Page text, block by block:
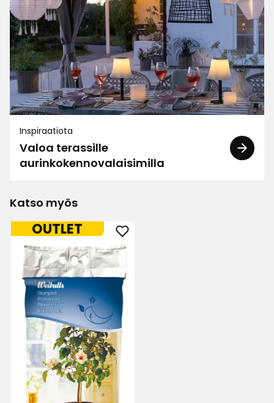
U Ulla
Kaupan ruukkubasilika kukoistaa ikkunalla, kun
siirsin isompaan ruukkuun ja yrttimultaan.
1 kuukausi sitten
JP Jarmo P
Hyvä oli. Toimi ja edullinenkin
Maija-Liisa S
1 kuukausi sitten
JO Jouko O
1 kuukausi sitten
EK Elvi K
Inspiraatiota
Valoa terassille
aurinkokennovalaisimilla
Katso myös
OUTLET
Lisää
Istutusmulta
suosikkeihin